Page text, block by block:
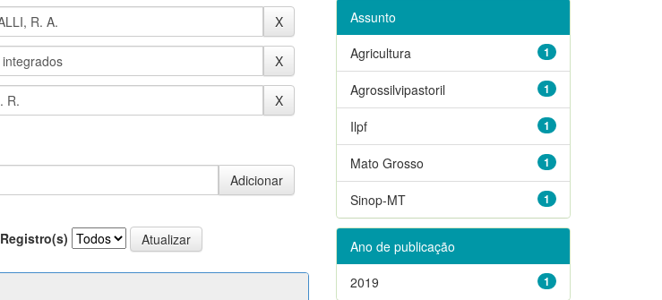
Registro(s)
Assunto
1
Agricultura
1
Agrossilvipastoril
1
Ilpf
1
Mato Grosso
1
Sinop-MT
Ano de publicação
1
2019